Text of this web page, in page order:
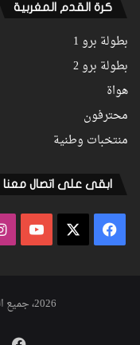
كرة القدم المغربية
بطولة برو 1
بطولة برو 2
هواة
محترفون
منتخبات وطنية
ابقى على اتصال معنا
فيسبوك
2026، جميع الحقوق محفوظة | Sportime Tv